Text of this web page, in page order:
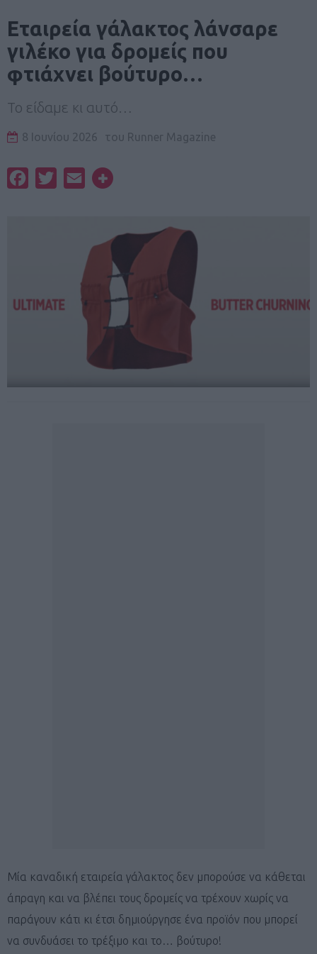
Eταιρεία γάλακτος λάνσαρε
γιλέκο για δρομείς που
φτιάχνει βούτυρο…
Το είδαμε κι αυτό…
8 Ιουνίου 2026 του Runner Magazine
FacebookTwitterEmail
Μία καναδική εταιρεία γάλακτος δεν μπορούσε να κάθεται
άπραγη και να βλέπει τους δρομείς να τρέχουν χωρίς να
παράγουν κάτι κι έτσι δημιούργησε ένα προϊόν που μπορεί
να συνδυάσει το τρέξιμο και το… βούτυρο!